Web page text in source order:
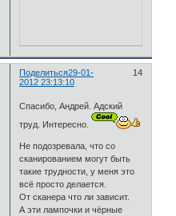
Поделиться 14
29-01-
2012 23:13:10
Спасибо, Андрей. Адский
труд. Интересно.
Не подозревала, что со
сканированием могут быть
такие трудности, у меня это
всё просто делается.
От сканера что ли зависит.
А эти лампочки и чёрные